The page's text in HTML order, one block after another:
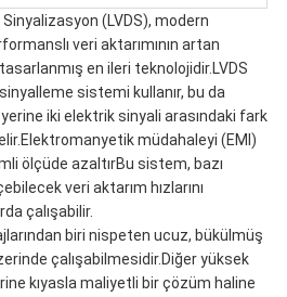
(LVDS), modern
veri aktarımının artan
en ileri teknolojidir.LVDS
sistemi kullanır, bu da
iki elektrik sinyali arasındaki fark
müdahaleyi (EMI)
ölçüde azaltırBu sistem, bazı
veri aktarım hızlarını
çalışabilir.
biri nispeten ucuz, bükülmüş
çalışabilmesidir.Diğer yüksek
kıyasla maliyetli bir çözüm haline